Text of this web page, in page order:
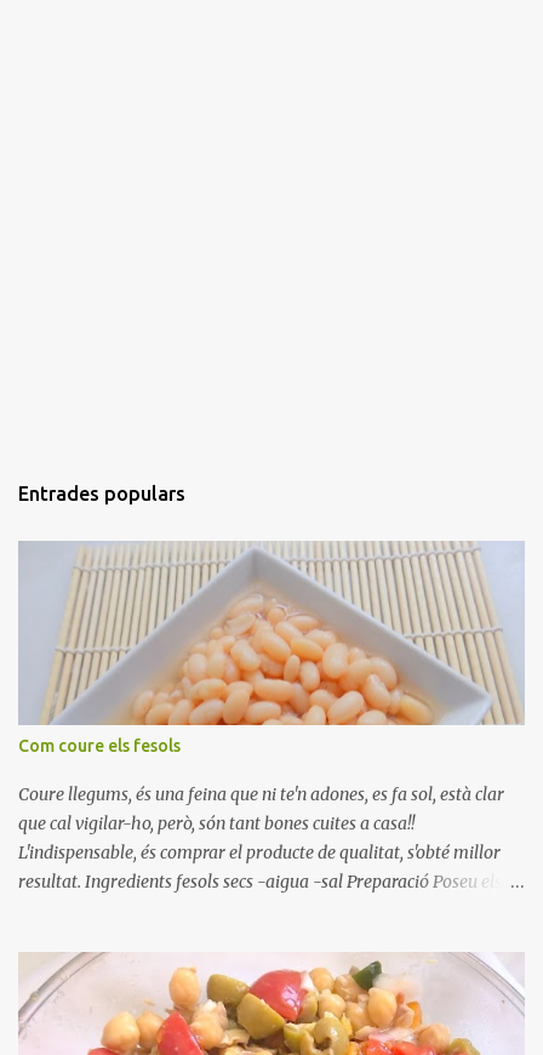
Entrades populars
Com coure els fesols
Coure llegums, és una feina que ni te'n adones, es fa sol, està clar
que cal vigilar-ho, però, són tant bones cuites a casa!!
L'indispensable, és comprar el producte de qualitat, s'obté millor
resultat. Ingredients fesols secs -aigua -sal Preparació Poseu els
quan arrenca el bull, canvieu l'aigua bullint, per aigua freda,
repetiu dues o tres vegades, abaixeu el foc i atureu la ebullició, dues
o tres vegades afegint aigua freda, han de coure a foc baix, quasi